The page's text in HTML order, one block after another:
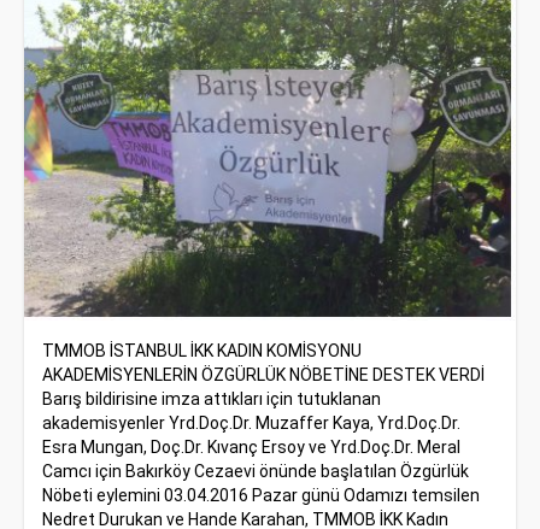
TMMOB İSTANBUL İKK KADIN KOMİSYONU
AKADEMİSYENLERİN ÖZGÜRLÜK NÖBETİNE DESTEK VERDİ
Barış bildirisine imza attıkları için tutuklanan
akademisyenler Yrd.Doç.Dr. Muzaffer Kaya, Yrd.Doç.Dr.
Esra Mungan, Doç.Dr. Kıvanç Ersoy ve Yrd.Doç.Dr. Meral
Camcı için Bakırköy Cezaevi önünde başlatılan Özgürlük
Nöbeti eylemini 03.04.2016 Pazar günü Odamızı temsilen
Nedret Durukan ve Hande Karahan, TMMOB İKK Kadın